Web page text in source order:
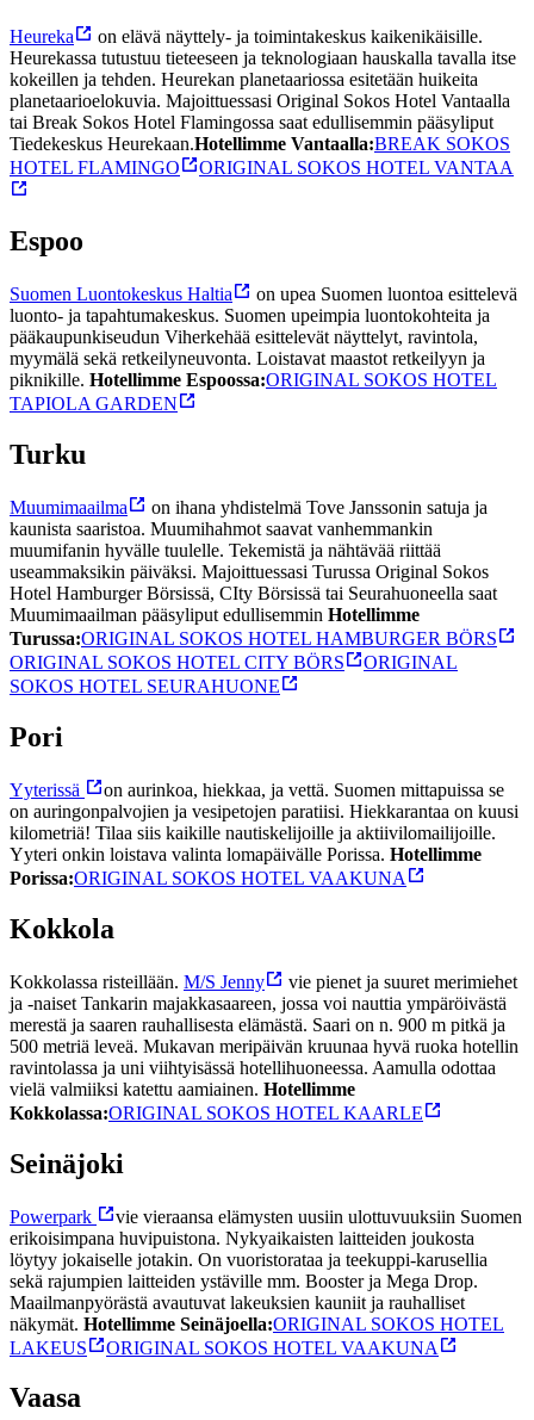
Heureka
on elävä näyttely- ja toimintakeskus kaikenikäisille.
Heurekassa tutustuu tieteeseen ja teknologiaan hauskalla tavalla itse
kokeillen ja tehden. Heurekan planetaariossa esitetään huikeita
planetaarioelokuvia. Majoittuessasi Original Sokos Hotel Vantaalla
tai Break Sokos Hotel Flamingossa saat edullisemmin pääsyliput
Tiedekeskus Heurekaan.Hotellimme Vantaalla:BREAK SOKOS
HOTEL FLAMINGO
ORIGINAL SOKOS HOTEL VANTAA
Espoo
Suomen Luontokeskus Haltia
on upea Suomen luontoa esittelevä
luonto- ja tapahtumakeskus. Suomen upeimpia luontokohteita ja
pääkaupunkiseudun Viherkehää esittelevät näyttelyt, ravintola,
myymälä sekä retkeilyneuvonta. Loistavat maastot retkeilyyn ja
piknikille. Hotellimme Espoossa:ORIGINAL SOKOS HOTEL
TAPIOLA GARDEN
Turku
Muumimaailma
on ihana yhdistelmä Tove Janssonin satuja ja
kaunista saaristoa. Muumihahmot saavat vanhemmankin
muumifanin hyvälle tuulelle. Tekemistä ja nähtävää riittää
useammaksikin päiväksi. Majoittuessasi Turussa Original Sokos
Hotel Hamburger Börsissä, CIty Börsissä tai Seurahuoneella saat
Muumimaailman pääsyliput edullisemmin Hotellimme
Turussa:ORIGINAL SOKOS HOTEL HAMBURGER BÖRS
ORIGINAL SOKOS HOTEL CITY BÖRS
ORIGINAL
SOKOS HOTEL SEURAHUONE
Pori
Yyterissä
on aurinkoa, hiekkaa, ja vettä. Suomen mittapuissa se
on auringonpalvojien ja vesipetojen paratiisi. Hiekkarantaa on kuusi
kilometriä! Tilaa siis kaikille nautiskelijoille ja aktiivilomailijoille.
Yyteri onkin loistava valinta lomapäivälle Porissa. Hotellimme
Porissa:ORIGINAL SOKOS HOTEL VAAKUNA
Kokkola
Kokkolassa risteillään. M/S Jenny
vie pienet ja suuret merimiehet
ja -naiset Tankarin majakkasaareen, jossa voi nauttia ympäröivästä
merestä ja saaren rauhallisesta elämästä. Saari on n. 900 m pitkä ja
500 metriä leveä. Mukavan meripäivän kruunaa hyvä ruoka hotellin
ravintolassa ja uni viihtyisässä hotellihuoneessa. Aamulla odottaa
vielä valmiiksi katettu aamiainen. Hotellimme
Kokkolassa:ORIGINAL SOKOS HOTEL KAARLE
Seinäjoki
Powerpark
vie vieraansa elämysten uusiin ulottuvuuksiin Suomen
erikoisimpana huvipuistona. Nykyaikaisten laitteiden joukosta
löytyy jokaiselle jotakin. On vuoristorataa ja teekuppi-karusellia
sekä rajumpien laitteiden ystäville mm. Booster ja Mega Drop.
Maailmanpyörästä avautuvat lakeuksien kauniit ja rauhalliset
näkymät. Hotellimme Seinäjoella:ORIGINAL SOKOS HOTEL
LAKEUS
ORIGINAL SOKOS HOTEL VAAKUNA
Vaasa